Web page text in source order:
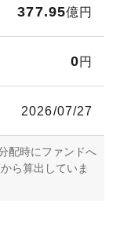
377.95億円
0円
2026/07/27
配時にファンドへ
ら算出していま